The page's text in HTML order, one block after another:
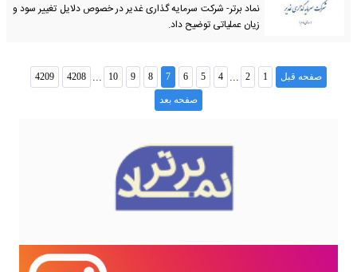
نماد برتر- شرکت سرمایه گذاری غدیر در خصوص دلایل تغییر سود و
زیان عملیاتی توضیح داد.
صفحه قبل 1
2
...
4
5
6
7
8
9
10
...
4208
4209
صفحه بعد